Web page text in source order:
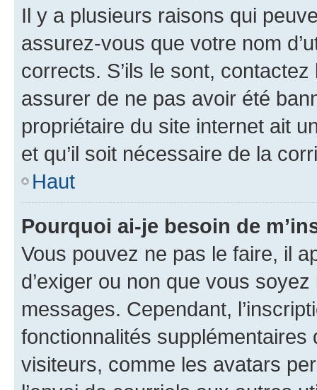
Il y a plusieurs raisons qui
assurez-vous que votre nom
corrects. S’ils le sont,
assurer de ne pas avoir été
propriétaire du site internet ait
et qu’il soit nécessaire de la
Haut
Pourquoi ai-je besoin de
Vous pouvez ne pas le faire, il
d’exiger ou non que vous
messages. Cependant,
fonctionnalités
visiteurs, comme les avatars